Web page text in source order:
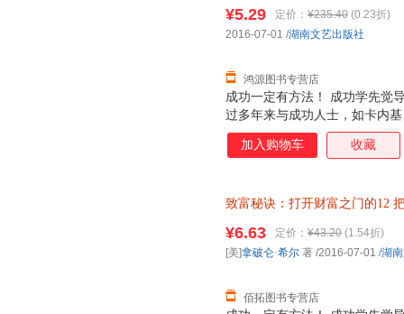
成功一定有方法！ 成功学先觉
过多年来与成功人士，如卡内
想要成功或实现致富，只需要
智慧和经验，就能获得开启12
期待财富增值者阅读、使用并
¥5.29 定价： ¥235.40 (0.23折)
鸿源图书专营店
2016-07-01 /湖南文艺出版社
加入购物车 收藏
致富秘诀：打开财富之门的12
¥6.63 定价： ¥43.20 (1.54折)
佰拓图书专营店
[美]拿破仑·希尔 著 /2016-07-01 /湖